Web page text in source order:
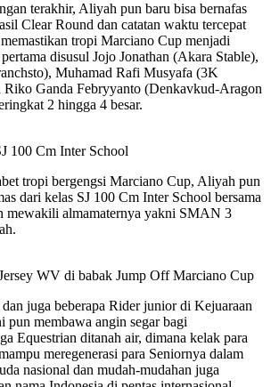
terakhir, Aliyah pun baru bisa bernafas
Clear Round dan catatan waktu tercepat
tropi Marciano Cup menjadi
disusul Jojo Jonathan (Akara Stable),
Muhamad Rafi Musyafa (3K
Riko Ganda Febryyanto (Denkavkud-Aragon
2 hingga 4 besar.
100 Cm Inter School
tropi bergengsi Marciano Cup, Aliyah pun
dari kelas SJ 100 Cm Inter School bersama
mewakili almamaternya yakni SMAN 3
WV di babak Jump Off Marciano Cup
juga beberapa Rider junior di Kejuaraan
membawa angin segar bagi
Equestrian ditanah air, dimana kelak para
meregenerasi para Seniornya dalam
nasional dan mudah-mudahan juga